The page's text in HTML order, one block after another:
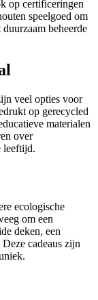
op certificeringen
speelgoed om
beheerde
veel opties voor
op gerecycled
materialen
over
leeftijd.
ecologische
om een
deken, een
cadeaus zijn